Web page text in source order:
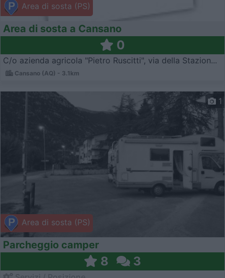
Area di sosta (PS)
Area di sosta a Cansano
0
C/o azienda agricola "Pietro Ruscitti", via della Stazion...
Cansano (AQ) - 3.1km
Area di sosta (PS)
1
Parcheggio camper
8 3